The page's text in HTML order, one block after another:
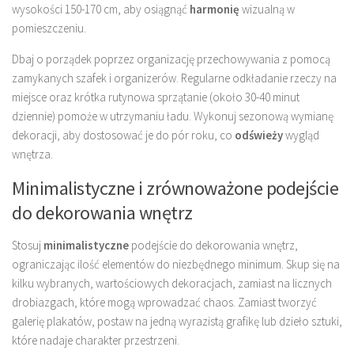
wysokości 150-170 cm, aby osiągnąć harmonię wizualną w
pomieszczeniu.
Dbaj o porządek poprzez organizację przechowywania z pomocą
zamykanych szafek i organizerów. Regularne odkładanie rzeczy na
miejsce oraz krótka rutynowa sprzątanie (około 30-40 minut
dziennie) pomoże w utrzymaniu ładu. Wykonuj sezonową wymianę
dekoracji, aby dostosować je do pór roku, co odświeżywygląd
wnętrza.
Minimalistyczne i zrównoważone podejście
do dekorowania wnętrz
Stosuj minimalistyczne podejście do dekorowania wnętrz,
ograniczając ilość elementów do niezbędnego minimum. Skup się na
kilku wybranych, wartościowych dekoracjach, zamiast na licznych
drobiazgach, które mogą wprowadzać chaos. Zamiast tworzyć
galerię plakatów, postaw na jedną wyrazistą grafikę lub dzieło sztuki,
które nadaje charakter przestrzeni.